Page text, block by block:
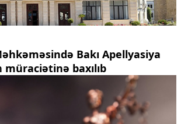
Bakı Apellyasiya
baxılıb